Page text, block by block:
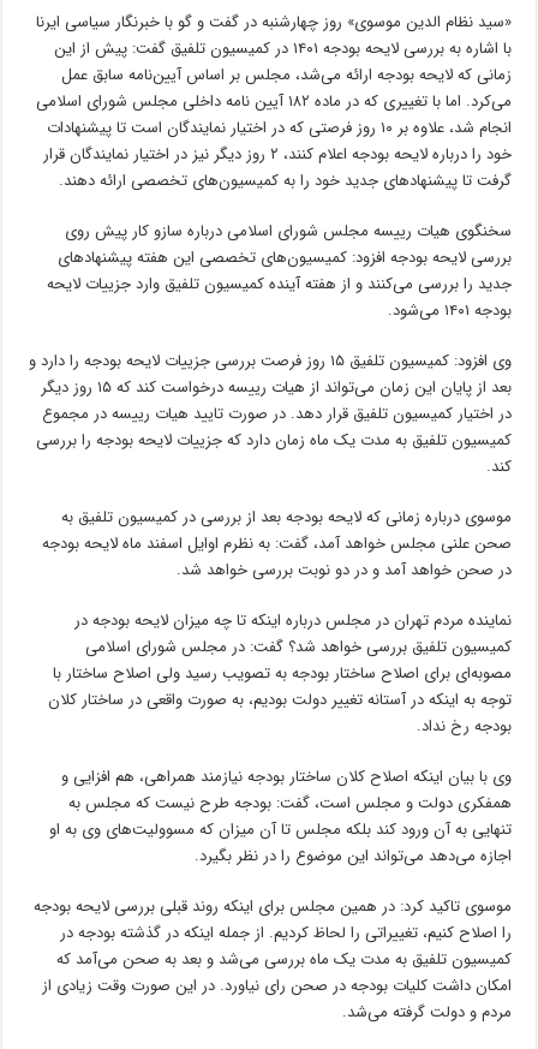
«سید نظام الدین موسوی» روز چهارشنبه در گفت و گو با خبرنگار سیاسی ایرنا
با اشاره به بررسی لایحه بودجه ۱۴۰۱ در کمیسیون تلفیق گفت: پیش از این
زمانی که لایحه بودجه ارائه می‌شد،‌ مجلس بر اساس آیین‌نامه سابق عمل
می‌کرد. اما با تغییری که در ماده ۱۸۲ آیین نامه داخلی مجلس شورای اسلامی
انجام شد، علاوه بر ۱۰ روز فرصتی که در اختیار نمایندگان است تا پیشنهادات
خود را درباره لایحه بودجه اعلام کنند، ۲ روز دیگر نیز در اختیار نمایندگان قرار
گرفت تا پیشنهادهای جدید خود را به کمیسیون‌های تخصصی ارائه دهند.
سخنگوی هیات رییسه مجلس شورای اسلامی درباره سازو کار پیش روی
بررسی لایحه بودجه افزود: کمیسیون‌های تخصصی این هفته پیشنهادهای
جدید را بررسی می‌کنند و از هفته آینده کمیسیون تلفیق وارد جزییات لایحه
بودجه ۱۴۰۱ می‌شود.
وی افزود: کمیسیون تلفیق ۱۵ روز فرصت بررسی جزییات لایحه بودجه را دارد و
بعد از پایان این زمان می‌تواند از هیات رییسه درخواست کند که ۱۵ روز دیگر
در اختیار کمیسیون تلفیق قرار دهد. در صورت تایید هیات رییسه در مجموع
کمیسیون تلفیق به مدت یک ماه زمان دارد که جزییات لایحه بودجه را بررسی
کند.
موسوی درباره زمانی که لایحه بودجه بعد از بررسی در کمیسیون تلفیق به
صحن علنی مجلس خواهد آمد، گفت: به نظرم اوایل اسفند ماه لایحه بودجه
در صحن خواهد آمد و در دو نوبت بررسی خواهد شد.
نماینده مردم تهران در مجلس درباره اینکه تا چه میزان لایحه بودجه در
کمیسیون تلفیق بررسی خواهد شد؟ گفت: در مجلس شورای اسلامی
مصوبه‌ای برای اصلاح ساختار بودجه به تصویب رسید ولی اصلاح ساختار با
توجه به اینکه در آستانه تغییر دولت بودیم، به صورت واقعی در ساختار کلان
بودجه رخ نداد.
وی با بیان اینکه اصلاح کلان ساختار بودجه نیازمند همراهی،‌ هم افزایی و
همفکری دولت و مجلس است، گفت: بودجه طرح نیست که مجلس به
تنهایی به آن ورود کند بلکه مجلس تا آن میزان که مسوولیت‌های وی به او
اجازه می‌دهد می‌تواند این موضوع را در نظر بگیرد.
موسوی تاکید کرد: در همین مجلس برای اینکه روند قبلی بررسی لایحه بودجه
را اصلاح کنیم، تغییراتی را لحاظ کردیم. از جمله اینکه در گذشته بودجه در
کمیسیون تلفیق به مدت یک ماه بررسی می‌شد و بعد به صحن می‌آمد که
امکان داشت کلیات بودجه در صحن رای نیاورد. در این صورت وقت زیادی از
مردم و دولت گرفته می‌شد.